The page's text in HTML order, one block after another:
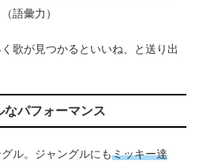
語彙力）
歌が見つかるといいね、と送り出
なパフォーマンス
ル。ジャングルにもミッキー達